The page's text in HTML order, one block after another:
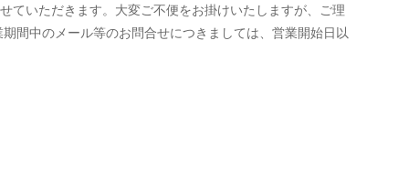
ていただきます。大変ご不便をお掛けいたしますが、ご理
間中のメール等のお問合せにつきましては、営業開始日以